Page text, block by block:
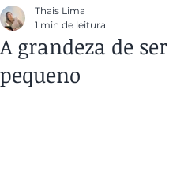
A grandeza de ser
pequeno
Thais Lima
1 min de leitura